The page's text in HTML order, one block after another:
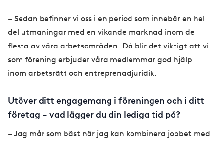
– Sedan befinner vi oss i en period som innebär en hel
del utmaningar med en vikande marknad inom de
flesta av våra arbetsområden. Då blir det viktigt att vi
som förening erbjuder våra medlemmar god hjälp
inom arbetsrätt och entreprenadjuridik.
Utöver ditt engagemang i föreningen och i ditt
företag – vad lägger du din lediga tid på?
– Jag mår som bäst när jag kan kombinera jobbet med